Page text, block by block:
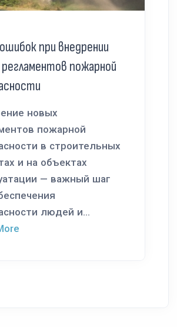
при внедрении
пожарной
новых
пожарной
в строительных
и на объектах
— важный шаг
людей и...